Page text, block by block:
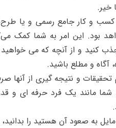
خیر.
بود. این امر به شما کمک
جذب کنید و از آنچه که می
آگاه و مطلع باشید.
تحقیقات و نتیجه گیری از آنها
مانند یک فرد حرفه ای و
به صعود آن هستید را